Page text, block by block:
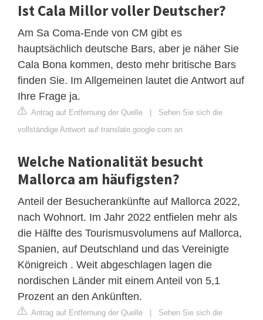
Ist Cala Millor voller Deutscher?
Am Sa Coma-Ende von CM gibt es
hauptsächlich deutsche Bars, aber je näher Sie
Cala Bona kommen, desto mehr britische Bars
finden Sie. Im Allgemeinen lautet die Antwort auf
Ihre Frage ja.
Antrag auf Entfernung der Quelle | Sehen Sie sich die
vollständige Antwort auf translate.google.com an
Welche Nationalität besucht
Mallorca am häufigsten?
Anteil der Besucherankünfte auf Mallorca 2022,
nach Wohnort. Im Jahr 2022 entfielen mehr als
die Hälfte des Tourismusvolumens auf Mallorca,
Spanien, auf Deutschland und das Vereinigte
Königreich . Weit abgeschlagen lagen die
nordischen Länder mit einem Anteil von 5,1
Prozent an den Ankünften.
Antrag auf Entfernung der Quelle | Sehen Sie sich die